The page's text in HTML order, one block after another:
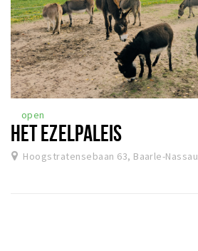
open
HET EZELPALEIS
Hoogstratensebaan 63, Baarle-Nassau